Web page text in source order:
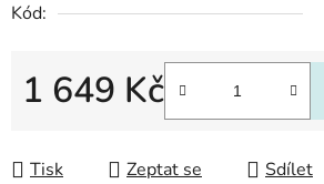
Kód:
1 649 Kč
Tisk Zeptat se Sdílet